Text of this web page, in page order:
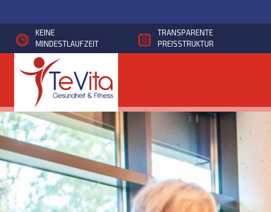
zum
Inhalt
KEINE
MINDESTLAUFZEIT
TRANSPARENTE
PREISSTRUKTUR